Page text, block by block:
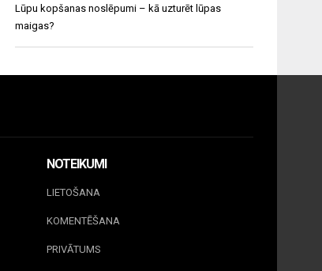
Lūpu kopšanas noslēpumi – kā uzturēt lūpas
maigas?
NOTEIKUMI
LIETOŠANA
KOMENTĒŠANA
PRIVĀTUMS